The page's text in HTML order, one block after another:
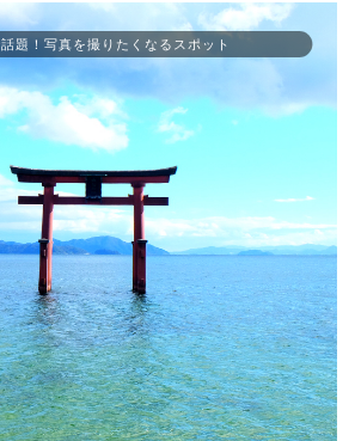
題！写真を撮りたくなるスポット